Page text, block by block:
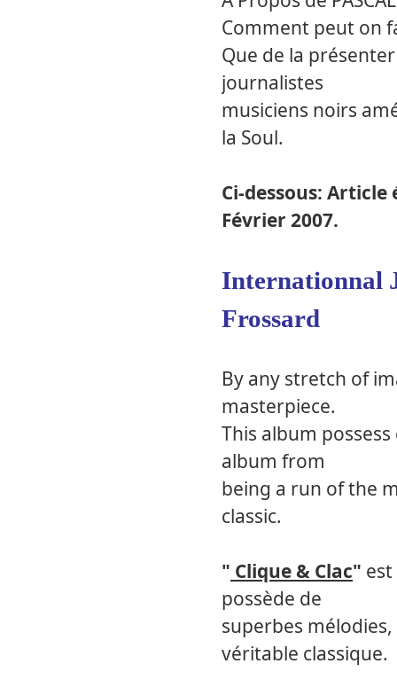
Comment peut on
Que de la
journalistes
musiciens noirs
la Soul.
Ci-dessous:
Février 2007.
Internationnal
Frossard
By any stretch of
masterpiece.
This album
album from
being a run of the
classic.
" Clique & Clac"
possède de
superbes
véritable classique.